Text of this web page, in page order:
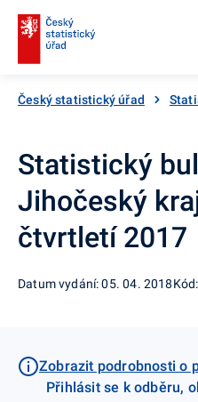
Český statistický úřad
Statistický
Jihočeský
čtvrtletí 2017
Datum vydání: 05. 04. 2018
Zobrazit podrobnosti o
Přihlásit se k odběru,